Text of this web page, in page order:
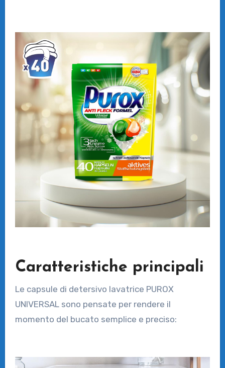
Caratteristiche principali
Le capsule di detersivo lavatrice PUROX
UNIVERSAL sono pensate per rendere il
momento del bucato semplice e preciso: